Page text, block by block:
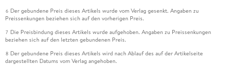
6 Der gebundene Preis dieses Artikels wurde vom Verlag gesenkt. Angaben zu
Preissenkungen beziehen sich auf den vorherigen Preis.
7 Die Preisbindung dieses Artikels wurde aufgehoben. Angaben zu Preissenkungen
beziehen sich auf den letzten gebundenen Preis.
8 Der gebundene Preis dieses Artikels wird nach Ablauf des auf der Artikelseite
dargestellten Datums vom Verlag angehoben.